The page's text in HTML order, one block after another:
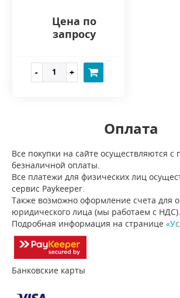
Цена по
запросу
Оплата
Все покупки на сайте осуществляются
безналичной оплаты.
Все платежи для физических лиц
сервис Paykeeper.
Также возможно оформление счета для
юридического лица (мы работаем с НДС).
Подробная информация на странице
Банковские карты